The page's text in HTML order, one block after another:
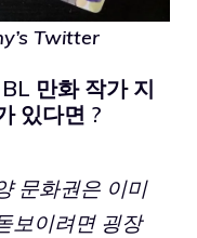
Twitter
만화 작가 지
있다면 ?
문화권은 이미
보이려면 굉장